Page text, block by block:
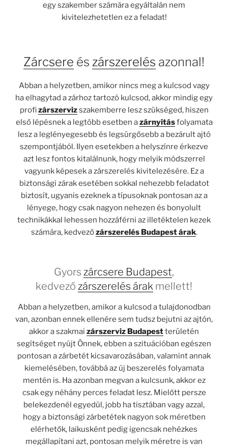
egy szakember számára egyáltalán nem
kivitelezhetetlen ez a feladat!
Zárcsere és zárszerelés azonnal!
Abban a helyzetben, amikor nincs meg a kulcsod vagy
ha elhagytad a zárhoz tartozó kulcsod, akkor mindig egy
profizárszervizszakemberre lesz szükséged, hiszen
első lépésnek a legtöbb esetben azárnyitásfolyamata
lesz a leglényegesebb és legsürgősebb a bezárult ajtó
szempontjából. Ilyen esetekben a helyszínre érkezve
azt lesz fontos kitalálnunk, hogy melyik módszerrel
vagyunk képesek a zárszerelés kivitelezésére. Ez a
biztonsági zárak esetében sokkal nehezebb feladatot
biztosít, ugyanis ezeknek a típusoknak pontosan az a
lényege, hogy csak nagyon nehezen és bonyolult
technikákkal lehessen hozzáférni az illetéktelen kezek
számára, kedvezőzárszerelés Budapest árak.
Gyors zárcsere Budapest,
kedvező zárszerelés árak mellett!
Abban a helyzetben, amikor a kulcsod a tulajdonodban
van, azonban ennek ellenére sem tudsz bejutni az ajtón,
akkor a szakmai zárszerviz Budapestterületén
segítséget nyújt Önnek, ebben a szituációban egészen
pontosan a zárbetét kicsavarozásában, valamint annak
kiemelésében, továbbá az új beszerelés folyamata
mentén is. Ha azonban megvan a kulcsunk, akkor ez
csak egy néhány perces feladat lesz. Mielőtt persze
belekezdenél egyedül, jobb ha tisztában vagy azzal,
hogy a biztonsági zárbetétek nagyon sok méretben
elérhetők, laikusként pedig igencsak nehézkes
megállapítani azt, pontosan melyik méretre is van